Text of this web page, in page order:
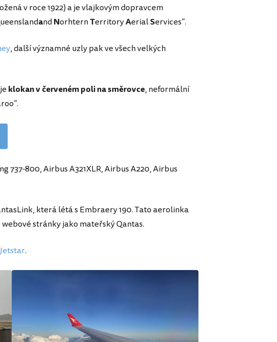
v roce 1922) a je vlajkovým dopravcem
ueenslandandNorhternTerritoryAerialServices“.
, další významné uzly pak ve všech velkých
klokan v červeném poli na směrovce, neformální
800, Airbus A321XLR, Airbus A220, Airbus
která létá s Embraery 190. Tato aerolinka
stránky jako mateřský Qantas.
Jetstar.